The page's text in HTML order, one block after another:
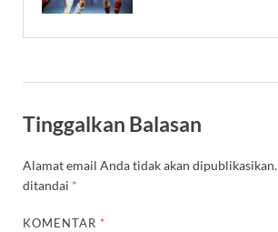
Tinggalkan Balasan
Alamat email Anda tidak akan dipublikasikan.
ditandai *
KOMENTAR *